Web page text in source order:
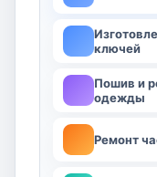
ключей
Пошив и
одежды
Ремонт